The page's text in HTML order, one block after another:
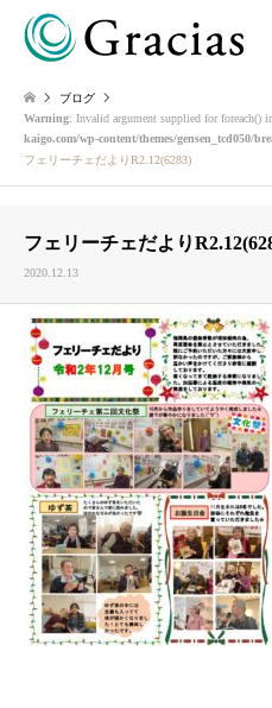
ブログ
Warning: Invalid argument supplied for foreach()
kaigo.com/wp-content/themes/gensen_tcd050/
フェリーチェだよりR2.12(6283)
フェリーチェだより
2020.12.13